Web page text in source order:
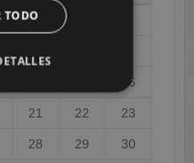
16
21 22 23
28 29 30
TODO